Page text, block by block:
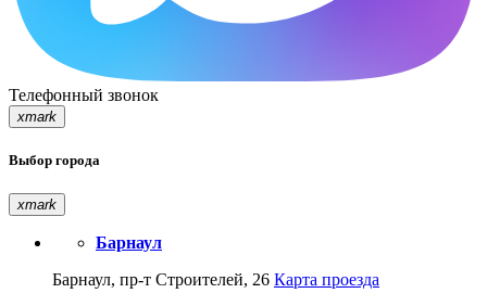
Телефонный звонок
xmark
Выбор города
xmark
Барнаул
Барнаул, пр-т Строителей, 26 Карта проезда